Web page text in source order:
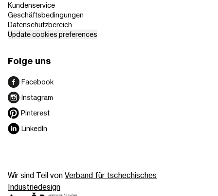
Kundenservice
Geschäftsbedingungen
Datenschutzbereich
Update cookies preferences
Folge uns
Facebook
Instagram
Pinterest
LinkedIn
Wir sind Teil vonVerband für tschechisches
Industriedesign